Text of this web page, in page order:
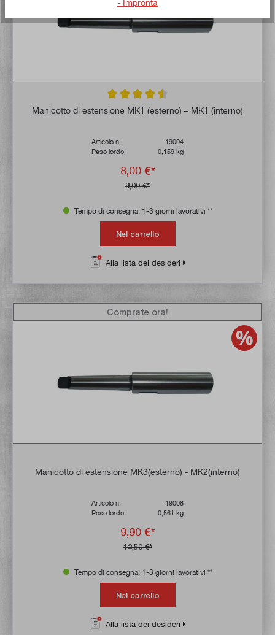
Valutazione media di 4.6 su 5 stelle
Manicotto di estensione MK1 (esterno) – MK1 (interno)
Articolo n:
19004
Peso lordo:
0,159 kg
8,00 €*
9,00 €*
Tempo di consegna: 1-3 giorni lavorativi **
Nel carrello
Alla lista dei desideri
Manicotto di estensione MK3(esterno) - MK2(interno)
Articolo n:
19008
Peso lordo:
0,561 kg
9,90 €*
12,50 €*
Comprate ora!
Tempo di consegna: 1-3 giorni lavorativi **
Nel carrello
Alla lista dei desideri
- Impronta